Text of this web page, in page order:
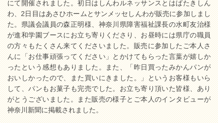
にて開催されました。初日はしんわルネッサンスとはばたきしん
わ、2日目はあさひホームとサンメッセしんわが販売に参加しまし
た。県議会議員の森正明様、神奈川県障害福祉課長の水町友治様
が進和学園ブースにお立ち寄りくださり、お昼時には県庁の職員
の方々もたくさん来てくださいました。販売に参加したご本人さ
んに「お仕事頑張ってください」とかけてもらった言葉が嬉しか
ったという感想もありました。また、「昨日買ったみかんパンが
おいしかったので、また買いにきました。」というお客様もいら
して、パンもお菓子も完売でした。お立ち寄り頂いた皆様、あり
がとうございました。また販売の様子とご本人のインタビューが
神奈川新聞に掲載されました。